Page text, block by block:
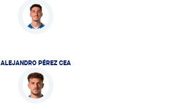
ALEJANDRO PÉREZ CEA